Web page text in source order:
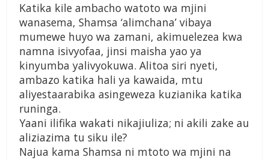
Katika kile ambacho watoto wa mjini
wanasema, Shamsa ‘alimchana’ vibaya
mumewe huyo wa zamani, akimuelezea kwa
namna isivyofaa, jinsi maisha yao ya
kinyumba yalivyokuwa. Alitoa siri nyeti,
ambazo katika hali ya kawaida, mtu
aliyestaarabika asingeweza kuzianika katika
runinga.
Yaani ilifika wakati nikajiuliza; ni akili zake au
aliziazima tu siku ile?
Najua kama Shamsa ni mtoto wa mjini na